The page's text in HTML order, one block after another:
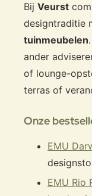
Bij Veurst
designtraditie
tuinmeubelen
ander
of lounge-
terras of
Onze
EMU
EMU Rio